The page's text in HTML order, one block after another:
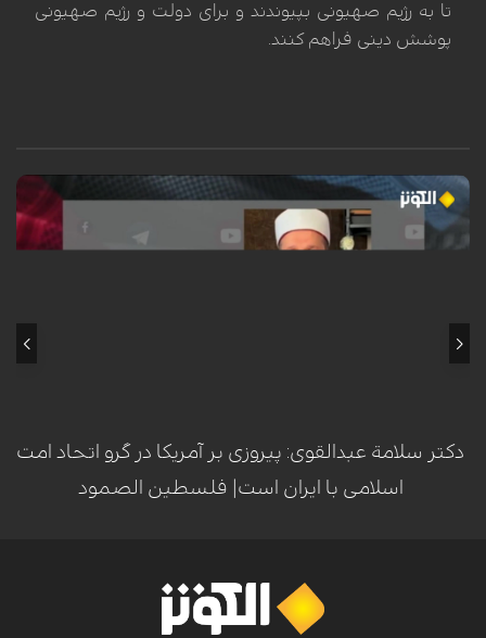
تا به رژیم صهیونی بپیوندند و برای دولت و رژیم صهیونی
پوشش دینی فراهم کنند.
توانمندی امت اسلامی، اعلام کرد که این امت قادر به شکست آمریکا است. او در
دکتر سلامة عبدالقوی: پیروزی بر آمریکا در گرو اتحاد امت
اسلامی با ایران است| فلسطين الصمود